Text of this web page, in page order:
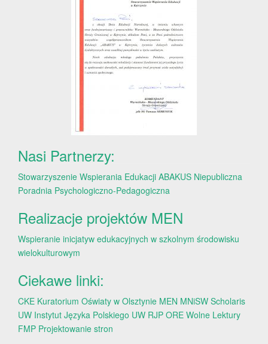
Nasi Partnerzy:
Stowarzyszenie Wspierania Edukacji ABAKUS Niepubliczna
Poradnia Psychologiczno-Pedagogiczna
Realizacje projektów MEN
Wspieranie inicjatyw edukacyjnych w szkolnym środowisku
wielokulturowym
Ciekawe linki:
CKE Kuratorium Oświaty w Olsztynie MEN MNiSW Scholaris
UW Instytut Języka Polskiego UW RJP ORE Wolne Lektury
FMP Projektowanie stron